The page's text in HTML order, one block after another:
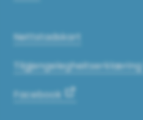
Nettstadskart
Tilgjengelegheitserklæring
Facebook